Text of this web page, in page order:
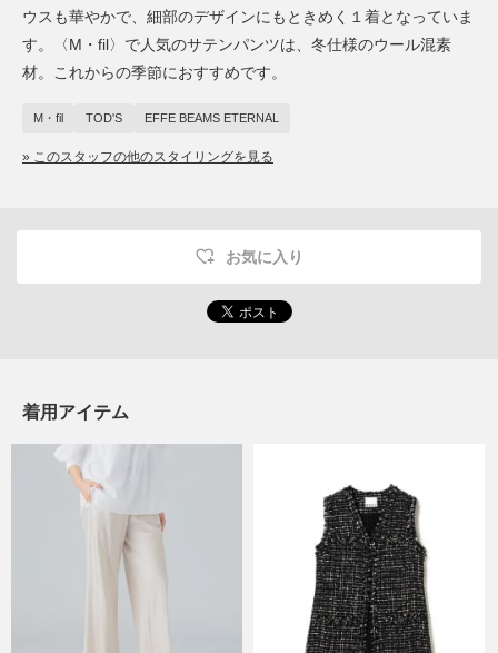
ウスも華やかで、細部のデザインにもときめく１着となっていま
す。〈M・fil〉で人気のサテンパンツは、冬仕様のウール混素
材。これからの季節におすすめです。
M・fil TOD'S EFFE BEAMS ETERNAL
» このスタッフの他のスタイリングを見る
お気に入り
着用アイテム